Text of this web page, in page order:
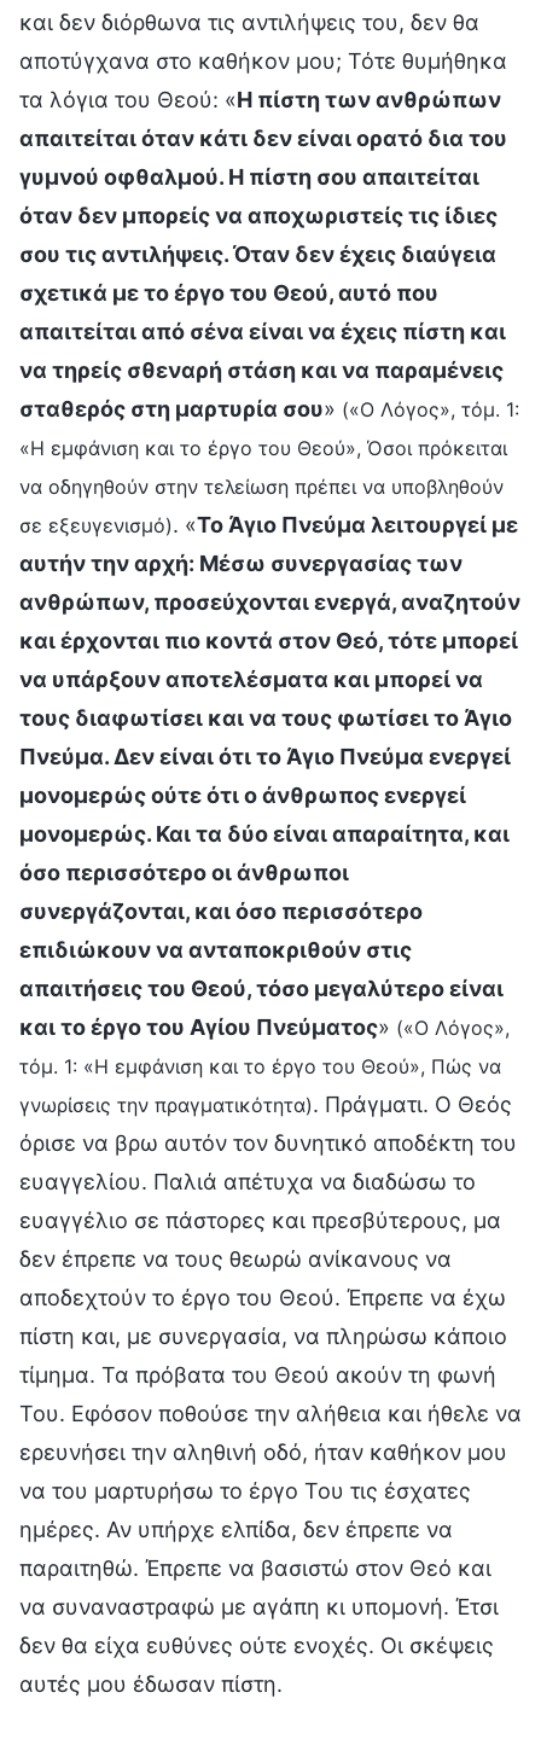
και δεν διόρθωνα τις αντιλήψεις του, δεν θα
αποτύγχανα στο καθήκον μου; Τότε θυμήθηκα
τα λόγια του Θεού: «Η πίστη των ανθρώπων
απαιτείται όταν κάτι δεν είναι ορατό δια του
γυμνού οφθαλμού. Η πίστη σου απαιτείται
όταν δεν μπορείς να αποχωριστείς τις ίδιες
σου τις αντιλήψεις. Όταν δεν έχεις διαύγεια
σχετικά με το έργο του Θεού, αυτό που
απαιτείται από σένα είναι να έχεις πίστη και
να τηρείς σθεναρή στάση και να παραμένεις
σταθερός στη μαρτυρία σου» («Ο Λόγος», τόμ. 1:
«Η εμφάνιση και το έργο του Θεού», Όσοι πρόκειται
να οδηγηθούν στην τελείωση πρέπει να υποβληθούν
σε εξευγενισμό). «Το Άγιο Πνεύμα λειτουργεί με
αυτήν την αρχή: Μέσω συνεργασίας των
ανθρώπων, προσεύχονται ενεργά, αναζητούν
και έρχονται πιο κοντά στον Θεό, τότε μπορεί
να υπάρξουν αποτελέσματα και μπορεί να
τους διαφωτίσει και να τους φωτίσει το Άγιο
Πνεύμα. Δεν είναι ότι το Άγιο Πνεύμα ενεργεί
μονομερώς ούτε ότι ο άνθρωπος ενεργεί
μονομερώς. Και τα δύο είναι απαραίτητα, και
όσο περισσότερο οι άνθρωποι
συνεργάζονται, και όσο περισσότερο
επιδιώκουν να ανταποκριθούν στις
απαιτήσεις του Θεού, τόσο μεγαλύτερο είναι
και το έργο του Αγίου Πνεύματος» («Ο Λόγος»,
τόμ. 1: «Η εμφάνιση και το έργο του Θεού», Πώς να
γνωρίσεις την πραγματικότητα). Πράγματι. Ο Θεός
όρισε να βρω αυτόν τον δυνητικό αποδέκτη του
ευαγγελίου. Παλιά απέτυχα να διαδώσω το
ευαγγέλιο σε πάστορες και πρεσβύτερους, μα
δεν έπρεπε να τους θεωρώ ανίκανους να
αποδεχτούν το έργο του Θεού. Έπρεπε να έχω
πίστη και, με συνεργασία, να πληρώσω κάποιο
τίμημα. Τα πρόβατα του Θεού ακούν τη φωνή
Του. Εφόσον ποθούσε την αλήθεια και ήθελε να
ερευνήσει την αληθινή οδό, ήταν καθήκον μου
να του μαρτυρήσω το έργο Του τις έσχατες
ημέρες. Αν υπήρχε ελπίδα, δεν έπρεπε να
παραιτηθώ. Έπρεπε να βασιστώ στον Θεό και
να συναναστραφώ με αγάπη κι υπομονή. Έτσι
δεν θα είχα ευθύνες ούτε ενοχές. Οι σκέψεις
αυτές μου έδωσαν πίστη.